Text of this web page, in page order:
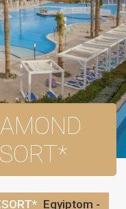
Egyiptom -